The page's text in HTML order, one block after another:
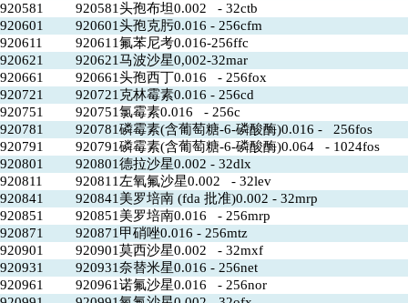
920581
920581头孢布坦0.002 - 32ctb
920601
920601头孢克肟0.016 - 256cfm
920611
920611氟苯尼考0.016-256ffc
920621
920621马波沙星0,002-32mar
920661
920661头孢西丁0.016 - 256fox
920721
920721克林霉素0.016 - 256cd
920751
920751氯霉素0.016 - 256c
920781
920781磷霉素(含葡萄糖-6-磷酸酶)0.016 - 256fos
920791
920791磷霉素(含葡萄糖-6-磷酸酶)0.064 - 1024fos
920801
920801德拉沙星0.002 - 32dlx
920811
920811左氧氟沙星0.002 - 32lev
920841
920841美罗培南 (fda 批准)0.002 - 32mrp
920851
920851美罗培南0.016 - 256mrp
920871
920871甲硝唑0.016 - 256mtz
920901
920901莫西沙星0.002 - 32mxf
920931
920931奈替米星0.016 - 256net
920961
920961诺氟沙星0.016 - 256nor